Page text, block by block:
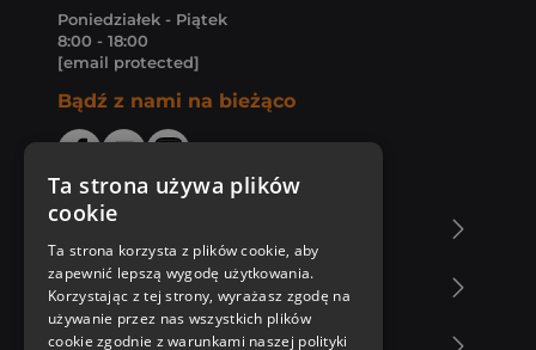
Poniedziałek - Piątek
8:00 - 18:00
[email protected]
Bądź z nami na bieżąco
Zakupy u nas
Ta strona używa plików
cookie
Ta strona korzysta z plików cookie, aby
zapewnić lepszą wygodę użytkowania.
Korzystając z tej strony, wyrażasz zgodę na
używanie przez nas wszystkich plików
cookie zgodnie z warunkami naszej polityki